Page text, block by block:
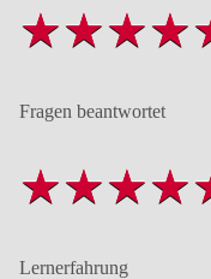
Fragen beantwortet
Lernerfahrung